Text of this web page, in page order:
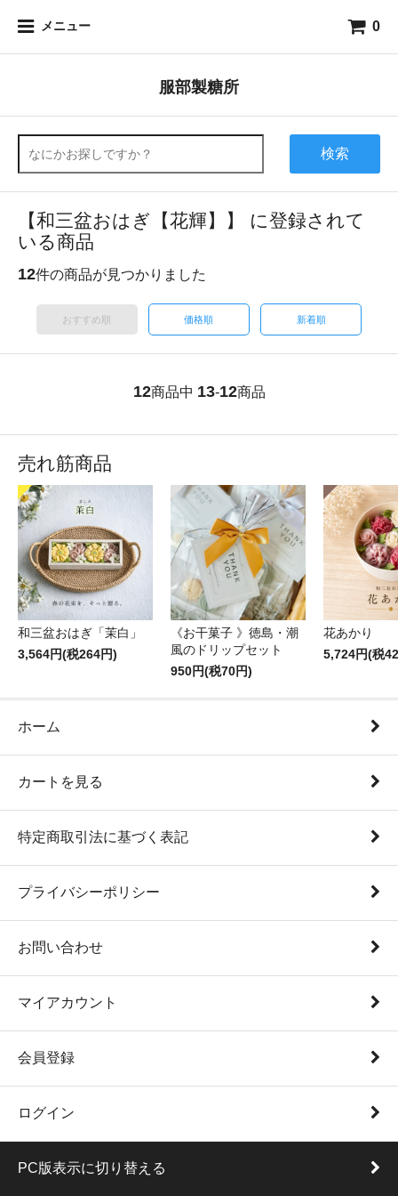
メニュー 0
服部製糖所
検索
【和三盆おはぎ【花輝】】 に登録されて
いる商品
12件の商品が見つかりました
おすすめ順 価格順 新着順
12商品中 13-12商品
売れ筋商品
和三盆おはぎ「茉白」
3,564円(税264円)
《お干菓子 》徳島・潮
風のドリップセット
950円(税70円)
花あかり
5,724円(税
ホーム
カートを見る
特定商取引法に基づく表記
プライバシーポリシー
お問い合わせ
マイアカウント
会員登録
ログイン
PC版表示に切り替える